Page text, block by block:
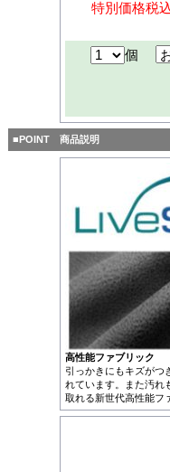
特別価格税
個
■POINT 商品説明
高性能ファブリック
引っかきにもキズがつ
れています。また汚れ
取れる新世代高性能フ